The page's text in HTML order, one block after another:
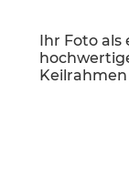
Ihr Foto als